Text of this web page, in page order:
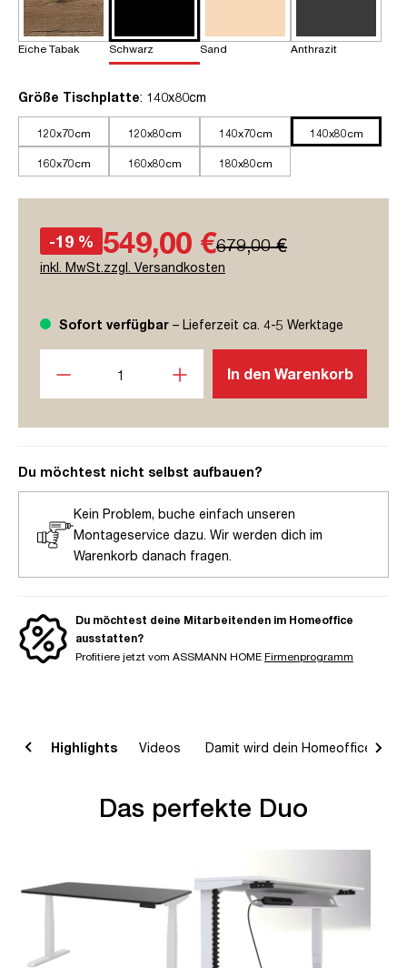
Eiche Tabak Schwarz Sand Anthrazit
Größe Tischplatteauswählen
: 140x80cm
120x70cm 120x80cm 140x70cm 140x80cm
160x70cm 160x80cm 180x80cm
-19 % 549,00 €679,00 €
inkl. MwSt.zzgl. Versandkosten
Sofort verfügbar – Lieferzeit ca. 4-5 Werktage
In den Warenkorb
Du möchtest nicht selbst aufbauen?
Kein Problem, buche einfach unseren
Montageservice dazu. Wir werden dich im
Warenkorb danach fragen.
Du möchtest deine Mitarbeitenden im Homeoffice
ausstatten?
Profitiere jetzt vom ASSMANN HOME Firmenprogramm
Highlights Videos Damit wird dein Homeoffice
Das perfekte Duo